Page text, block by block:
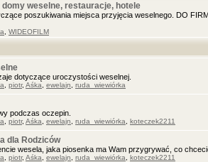
domy weselne, restauracje, hotele
poszukiwania miejsca przyjęcia weselnego. DO
WIDEOFILM
dotyczące uroczystości weselnej.
piotr, Aśka ewelajn ruda_wiewiórka
podczas oczepin.
piotr, Aśka ewelajn ruda_wiewiórka koteczek2211
dla Rodziców
wesela, jaka piosenka ma Wam przygrywać, co
piotr, Aśka ewelajn ruda_wiewiórka koteczek2211